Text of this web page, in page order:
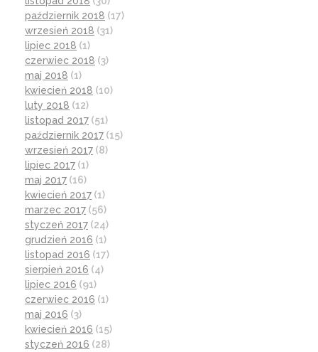
październik 2018 (17)
wrzesień 2018 (31)
lipiec 2018 (1)
czerwiec 2018 (3)
maj 2018 (1)
kwiecień 2018 (10)
luty 2018 (12)
listopad 2017 (51)
październik 2017 (15)
wrzesień 2017 (8)
lipiec 2017 (1)
maj 2017 (16)
kwiecień 2017 (1)
marzec 2017 (56)
styczeń 2017 (24)
grudzień 2016 (1)
listopad 2016 (17)
sierpień 2016 (4)
lipiec 2016 (91)
czerwiec 2016 (1)
maj 2016 (3)
kwiecień 2016 (15)
styczeń 2016 (28)